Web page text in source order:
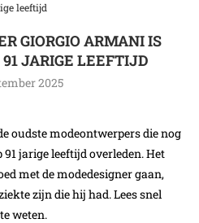
leeftijd
GIORGIO ARMANI IS
JARIGE LEEFTIJD
2025
oudste modeontwerpers die nog
jarige leeftijd overleden. Het
met de modedesigner gaan,
zijn die hij had. Lees snel
weten.